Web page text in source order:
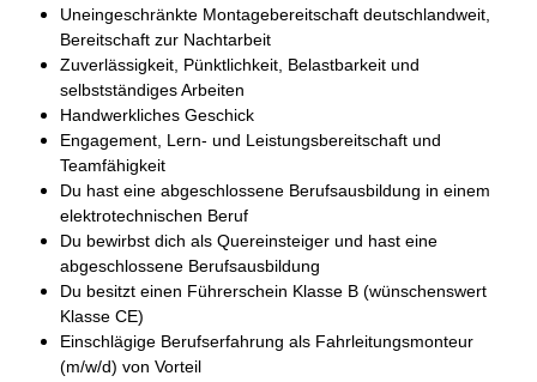
Uneingeschränkte Montagebereitschaft deutschlandweit,
Bereitschaft zur Nachtarbeit
Zuverlässigkeit, Pünktlichkeit, Belastbarkeit und
selbstständiges Arbeiten
Handwerkliches Geschick
Engagement, Lern- und Leistungsbereitschaft und
Teamfähigkeit
Du hast eine abgeschlossene Berufsausbildung in einem
elektrotechnischen Beruf
Du bewirbst dich als Quereinsteiger und hast eine
abgeschlossene Berufsausbildung
Du besitzt einen Führerschein Klasse B (wünschenswert
Klasse CE)
Einschlägige Berufserfahrung als Fahrleitungsmonteur
(m/w/d) von Vorteil